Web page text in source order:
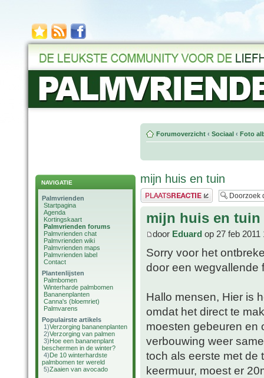
NAVIGATIE
Palmvrienden
Startpagina
Agenda
Kortingskaart
Palmvrienden forums
Palmvrienden chat
Palmvrienden wiki
Palmvrienden maps
Palmvrienden label
Contact
Plantenlijsten
Palmbomen
Winterharde palmbomen
Bananenplanten
Canna's (bloemriet)
Palmvarens
Populairste artikels
1)Verzorging bananenplanten
2)Verzorging van palmen
3)Hoe een bananenplant
beschermen in de winter?
4)De 10 winterhardste
palmbomen ter wereld
5)Zaaien van avocado
Forumoverzicht ‹ Sociaal ‹ Foto
mijn huis en tuin
Plaats een reactie
mijn huis en tuin
door Eduard op 27 feb 2011
Sorry voor het
door een wegvallende
Hallo mensen, Hier is
omdat het direct te
moesten gebeuren en
verbouwing weer
toch als eerste met de
keermuur, moest er